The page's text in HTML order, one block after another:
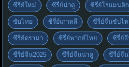
ซีรี่ย์ใหม่ ซีรี่ย์น่าดู ซีรี่ย์โรแมนติก
ซับไทย ซีรี่ย์เกาหลี ซีรี่ย์จีนซับไ
ซีรี่ย์ดราม่า ซีรี่ย์พากย์ไทย ซีรี่ย์
ซีรี่ย์จีน2025 ซีรี่ย์จีนน่าดู ซีรี่ย์จี